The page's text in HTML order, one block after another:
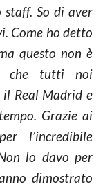
So di aver
Come ho detto
questo non è
che tutti noi
il Real Madrid e
Grazie ai
l’incredibile
lo davo per
dimostrato